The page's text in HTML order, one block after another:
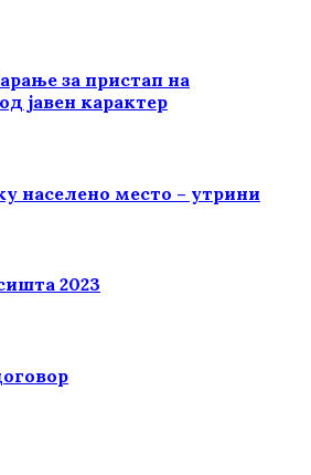
за пристап на
јавен карактер
населено место – утрини
2023